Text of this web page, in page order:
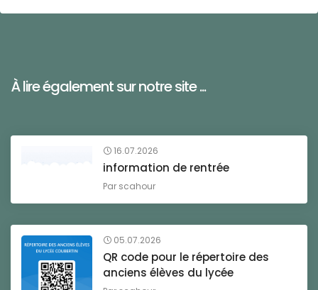
À lire également sur notre site ...
16.07.2026
information de rentrée
Par scahour
05.07.2026
QR code pour le répertoire des
anciens élèves du lycée